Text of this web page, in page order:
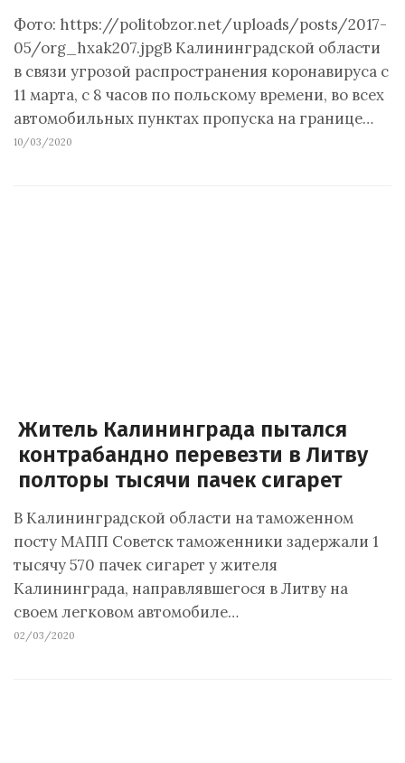
Фото: https://politobzor.net/uploads/posts/2017-
05/org_hxak207.jpgВ Калининградской области
в связи угрозой распространения коронавируса с
11 марта, с 8 часов по польскому времени, во всех
автомобильных пунктах пропуска на границе…
10/03/2020
Житель Калининграда пытался
контрабандно перевезти в Литву
полторы тысячи пачек сигарет
В Калининградской области на таможенном
посту МАПП Советск таможенники задержали 1
тысячу 570 пачек сигарет у жителя
Калининграда, направлявшегося в Литву на
своем легковом автомобиле…
02/03/2020